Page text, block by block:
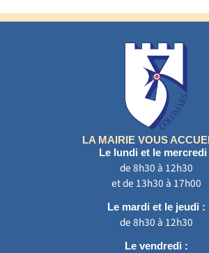
LA MAIRIE VOUS
Le lundi et le mercredi
de 8h30 à 12h30
et de 13h30 à 17h00
Le mardi et le jeudi :
de 8h30 à 12h30
Le vendredi :